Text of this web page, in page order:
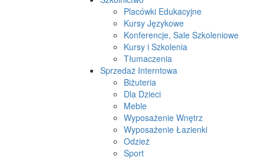
Placówki Edukacyjne
Kursy Językowe
Konferencje, Sale Szkoleniowe
Kursy i Szkolenia
Tłumaczenia
Sprzedaż Interntowa
Biżuteria
Dla Dzieci
Meble
Wyposażenie Wnętrz
Wyposażenie Łazienki
Odzież
Sport